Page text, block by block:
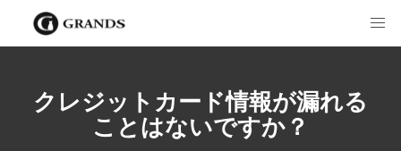
クレジットカード情報が漏れる
ことはないですか？